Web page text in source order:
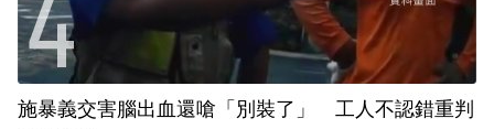
施暴義交害腦出血還嗆「別裝了」 工人不認錯重判